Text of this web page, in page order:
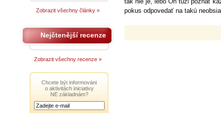
pokus odpovedať na takú
Zobrazit všechny články »
Nejčtenější recenze
Zobrazit všechny recenze »
Chcete být informováni
o aktivitách iniciativy
NE základnám?